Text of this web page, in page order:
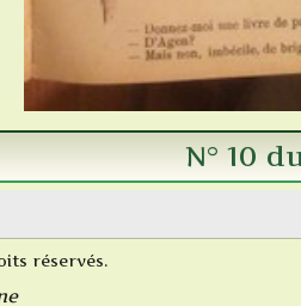
N° 10
réservés.